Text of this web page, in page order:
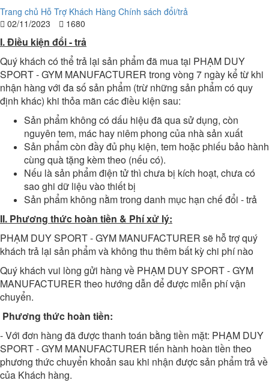
Trang chủ Hỗ Trợ Khách Hàng Chính sách đổi/trả
02/11/2023
1680
I. Điều kiện đổi - trả
Quý khách có thể trả lại sản phẩm đã mua tại PHẠM DUY
SPORT - GYM MANUFACTURER trong vòng 7 ngày kể từ khi
nhận hàng với đa số sản phẩm (trừ những sản phẩm có quy
định khác) khi thỏa mãn các điều kiện sau:
Sản phẩm không có dấu hiệu đã qua sử dụng, còn
nguyên tem, mác hay niêm phong của nhà sản xuất
Sản phẩm còn đầy đủ phụ kiện, tem hoặc phiếu bảo hành
cùng quà tặng kèm theo (nếu có).
Nếu là sản phẩm điện tử thì chưa bị kích hoạt, chưa có
sao ghi dữ liệu vào thiết bị
Sản phẩm không nằm trong danh mục hạn chế đổi - trả
II. Phương thức hoàn tiền & Phí xử lý:
PHẠM DUY SPORT - GYM MANUFACTURER sẽ hỗ trợ quý
khách trả lại sản phẩm và không thu thêm bất kỳ chi phí nào
Quý khách vui lòng gửi hàng về PHẠM DUY SPORT - GYM
MANUFACTURER theo hướng dẫn để được miễn phí vận
chuyển.
Phương thức hoàn tiền:
- Với đơn hàng đã được thanh toán bằng tiền mặt: PHẠM DUY
SPORT - GYM MANUFACTURER tiến hành hoàn tiền theo
phương thức chuyển khoản sau khi nhận được sản phẩm trả về
của Khách hàng.